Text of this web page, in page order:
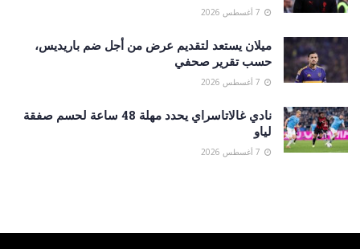
ميلان يستعد لتقديم عرض من أجل ضم باريديس،
حسب تقرير صحفي
نادي غالاتاسراي يحدد مهلة 48 ساعة لحسم صفقة
لياو